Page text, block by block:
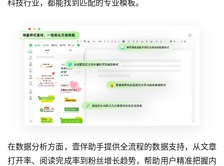
科技行业，都能找到匹配的专业模板。
在数据分析方面，壹伴助手提供全流程的数据支持，从文章
打开率、阅读完成率到粉丝增长趋势，帮助用户精准把握内